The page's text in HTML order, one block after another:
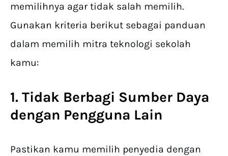
memilihnya agar tidak salah memilih.
Gunakan kriteria berikut sebagai panduan
dalam memilih mitra teknologi sekolah
kamu:
1. Tidak Berbagi Sumber Daya
dengan Pengguna Lain
Pastikan kamu memilih penyedia dengan